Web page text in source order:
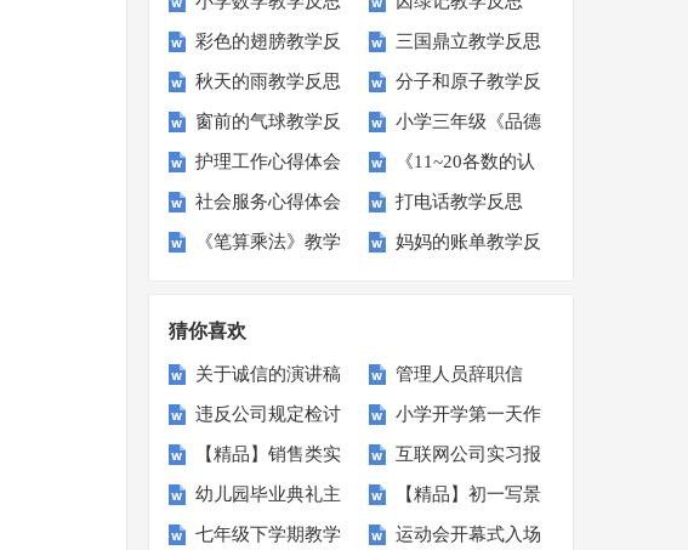
(15篇)
彩色的翅膀教学反
思
三国鼎立教学反思
秋天的雨教学反思 分子和原子教学反
思
窗前的气球教学反
思
小学三年级《品德
与社会》下册教学
反思
护理工作心得体会
集合15篇
《11~20各数的认
识》教学反思
社会服务心得体会
15篇
打电话教学反思
《笔算乘法》教学 妈妈的账单教学反
猜你喜欢
关于诚信的演讲稿
15篇
管理人员辞职信
违反公司规定检讨
书7篇
小学开学第一天作
文
【精品】销售类实
习报告合集6篇
互联网公司实习报
告
幼儿园毕业典礼主
持词
【精品】初一写景
作文集合7篇
七年级下学期教学 运动会开幕式入场